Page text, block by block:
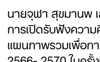
นายจุฬา สุขมานพ
การเปิดรับฟังควา
แผนภาพรวมเพื่อ